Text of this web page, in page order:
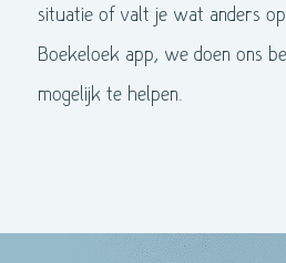
situatie of valt je wat anders
Boekeloek app, we doen ons
mogelijk te helpen.